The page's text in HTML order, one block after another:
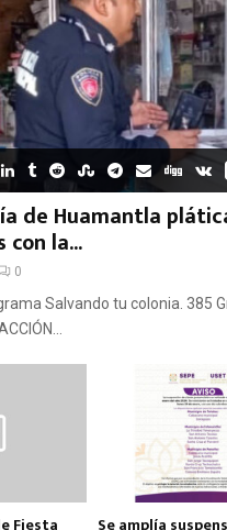
de Huamantla
la...
0
Salvando tu colonia. 385